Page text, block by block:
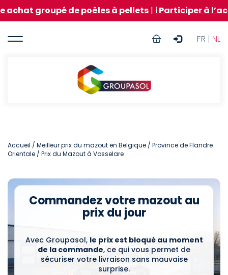
au
principal
de poêles à pellets|ℹ️ Participer à l’achat
FR | NL
User
Groupasol
Accueil / Meilleur prix du mazout en Belgique / Province de Flandre
Orientale / Prix du Mazout à Vosselare
Commandez votre mazout au
prix du jour
Avec Groupasol, le prix est bloqué au moment
de la commande, ce qui vous permet de
sécuriser votre livraison sans mauvaise
surprise.